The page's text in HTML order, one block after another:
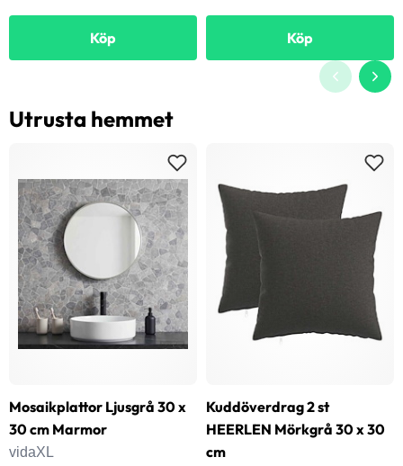
Köp Köp
Utrusta hemmet
Mosaikplattor Ljusgrå 30 x
30 cm Marmor
vidaXL
Kuddöverdrag 2 st
HEERLEN Mörkgrå 30 x 30
cm